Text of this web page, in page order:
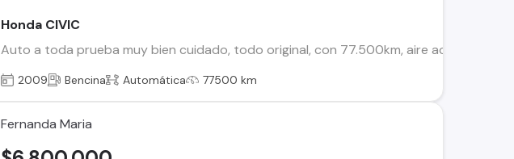
Honda CIVIC
Auto a toda prueba muy bien cuidado, todo original, con 77.500km, aire
2009 Bencina Automática 77500 km
Fernanda Maria